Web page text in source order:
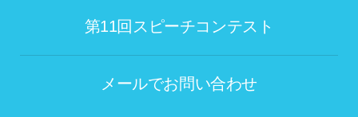
第11回スピーチコンテスト
メールでお問い合わせ